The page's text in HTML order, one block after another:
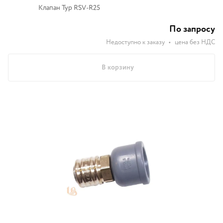
Клапан Typ RSV-R25
По запросу
Недоступно к заказу • цена без НДС
В корзину